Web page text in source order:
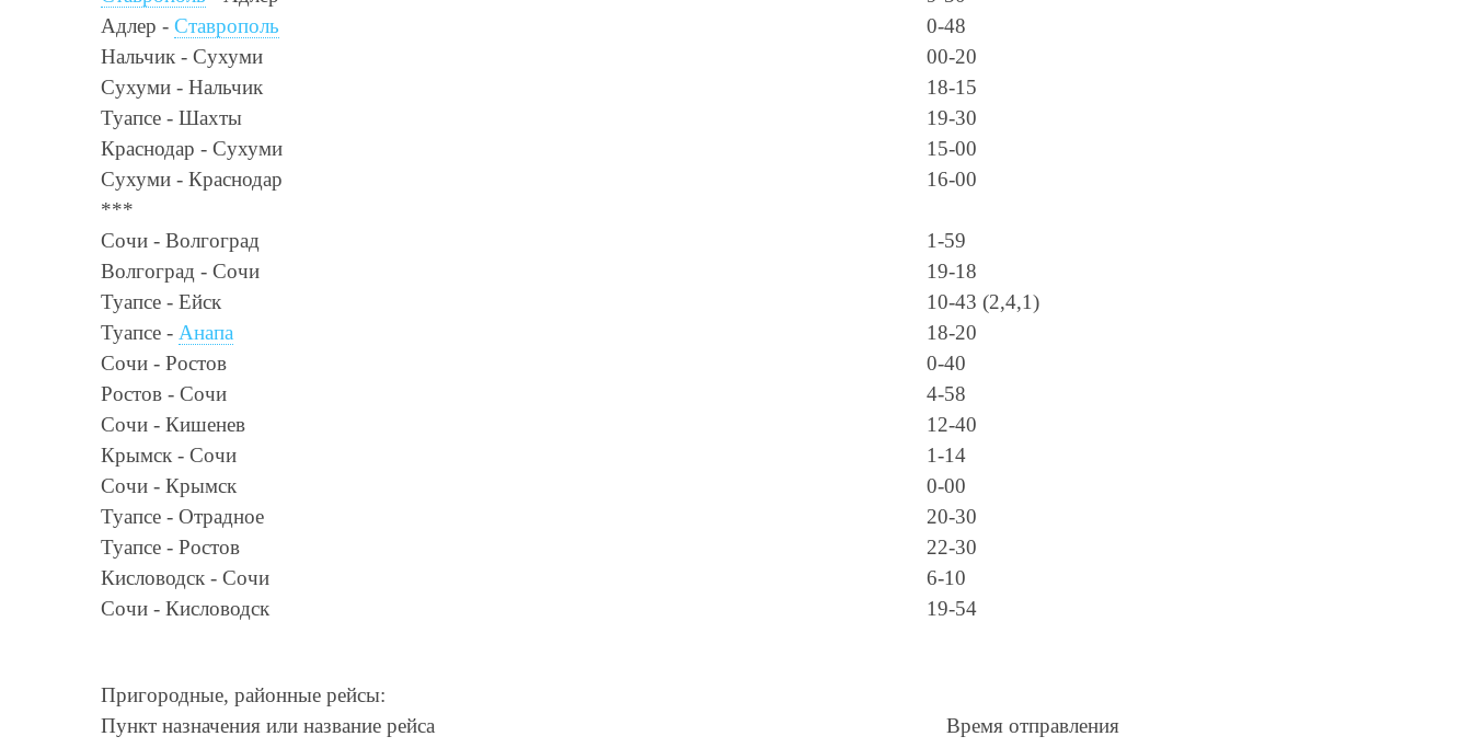
Адлер - Ставрополь
0-48
Нальчик - Сухуми
00-20
Сухуми - Нальчик
18-15
Туапсе - Шахты
19-30
Краснодар - Сухуми
15-00
Сухуми - Краснодар
16-00
***
Сочи - Волгоград
1-59
Волгоград - Сочи
19-18
Туапсе - Ейск
10-43 (2,4,1)
Туапсе - Анапа
18-20
Сочи - Ростов
0-40
Ростов - Сочи
4-58
Сочи - Кишенев
12-40
Крымск - Сочи
1-14
Сочи - Крымск
0-00
Туапсе - Отрадное
20-30
Туапсе - Ростов
22-30
Кисловодск - Сочи
6-10
Сочи - Кисловодск
19-54
Пригородные, районные рейсы:
Пункт назначения или название рейса
Время отправления